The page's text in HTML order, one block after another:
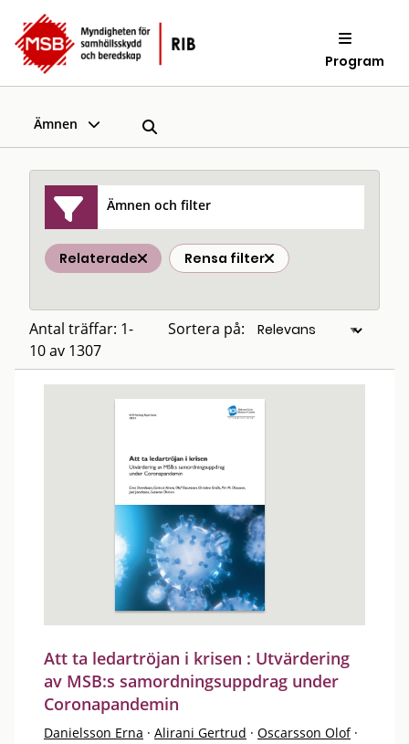
Program
Ämnen
Ämnen och filter
Relaterade Rensa filter
Antal träffar: 1-
10 av 1307
Sortera på:
Att ta ledartröjan i krisen : Utvärdering
av MSB:s samordningsuppdrag under
Coronapandemin
Danielsson Erna · Alirani Gertrud · Oscarsson Olof ·